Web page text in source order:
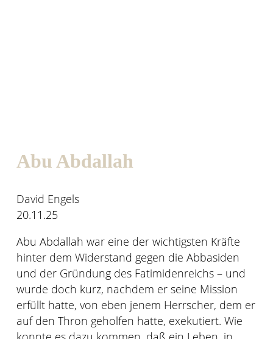
Abu Abdallah
David Engels
20.11.25
Abu Abdallah war eine der wichtigsten Kräfte
hinter dem Widerstand gegen die Abbasiden
und der Gründung des Fatimidenreichs – und
wurde doch kurz, nachdem er seine Mission
erfüllt hatte, von eben jenem Herrscher, dem er
auf den Thron geholfen hatte, exekutiert. Wie